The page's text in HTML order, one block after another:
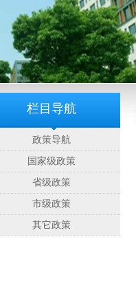
栏目导航
政策导航
国家级政策
省级政策
市级政策
其它政策